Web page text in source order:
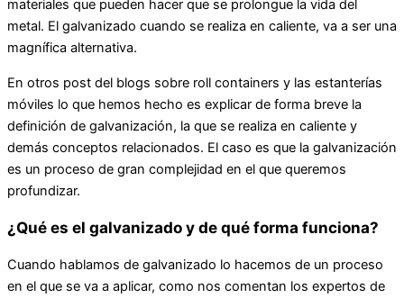
materiales que pueden hacer que se prolongue la vida del
metal. El galvanizado cuando se realiza en caliente, va a ser una
magnífica alternativa.
En otros post del blogs sobre roll containers y las estanterías
móviles lo que hemos hecho es explicar de forma breve la
definición de galvanización, la que se realiza en caliente y
demás conceptos relacionados. El caso es que la galvanización
es un proceso de gran complejidad en el que queremos
profundizar.
¿Qué es el galvanizado y de qué forma funciona?
Cuando hablamos de galvanizado lo hacemos de un proceso
en el que se va a aplicar, como nos comentan los expertos de